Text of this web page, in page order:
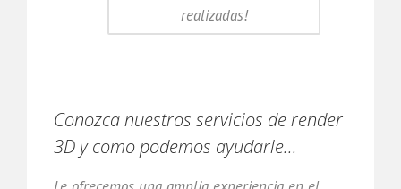
realizadas!
Conozca nuestros servicios de render
3D y como podemos ayudarle...